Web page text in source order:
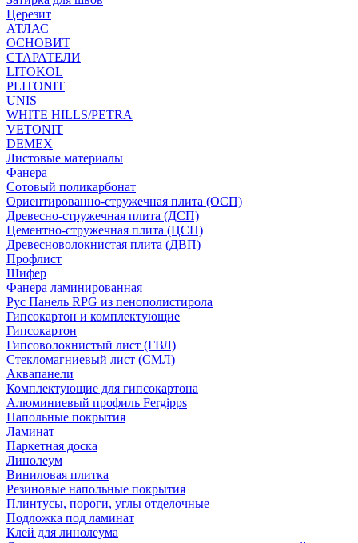
Церезит
АТЛАС
ОСНОВИТ
СТАРАТЕЛИ
LITOKOL
PLITONIT
UNIS
WHITE HILLS/PETRA
VETONIT
DEMEX
Листовые материалы
Фанера
Сотовый поликарбонат
Ориентированно-стружечная плита (ОСП)
Древесно-стружечная плита (ДСП)
Цементно-стружечная плита (ЦСП)
Древесноволокнистая плита (ДВП)
Профлист
Шифер
Фанера ламинированная
Рус Панель RPG из пенополистирола
Гипсокартон и комплектующие
Гипсокартон
Гипсоволокнистый лист (ГВЛ)
Стекломагниевый лист (СМЛ)
Аквапанели
Комплектующие для гипсокартона
Алюминиевый профиль Fergipps
Напольные покрытия
Ламинат
Паркетная доска
Линолеум
Виниловая плитка
Резиновые напольные покрытия
Плинтусы, пороги, углы отделочные
Подложка под ламинат
Клей для линолеума